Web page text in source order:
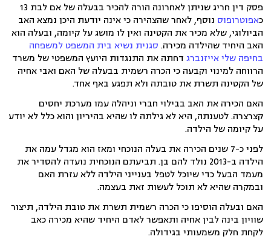
פסק דין חריג שניתן לאחרונה הורה להכיר בבעלה של אם לבת 13
כאפוטרופוס נוסף, לאחר שהצהירה כי אינה יודעת היכן נמצא האב
הביולוגי, שלא מכיר את הקטינה ואין לו מושג על קיומה, ובעלה הוא
האב היחיד שהילדה מכירה. סגנית נשיא בית המשפט למשפחה
בחיפה שלי אייזנברג דחתה את התנגדות היועץ המשפטי של משרד
הרווחה למינוי וקבעה כי הכרה רשמית בבעלה של האם ואבי אחיה
של הקטינה תשרת את טובתה ולא תפגע באף אחד.
האם הכירה את האב בבילוי חברי וניהלה עמו מערכת יחסים
קצרצרה. לטענתה, היא לא גילתה לו שהיא בהיריון והוא כלל לא יודע
על קיומה של הילדה.
לפני כ-7 שנים הכירה את בעלה הנוכחי ומאז הוא מגדל עמה את
הילדה ב-2013 נולד להם בן. תביעתם הנוכחית נועדה להסדיר את
מעמד הבעל כדי שיוכל לטפל בענייני הילדה ללא עזרת האם
ובמקרה שהיא לא תוכל לעשות זאת בעצמה.
האם ובעלה הוסיפו כי הכרה רשמית תשרת את טובת הילדה, תיצור
שוויון בינה לבין אחיה ותאפשר לאדם היחיד שהיא מכירה כאב
לקחת חלק משמעותי בגידולה.